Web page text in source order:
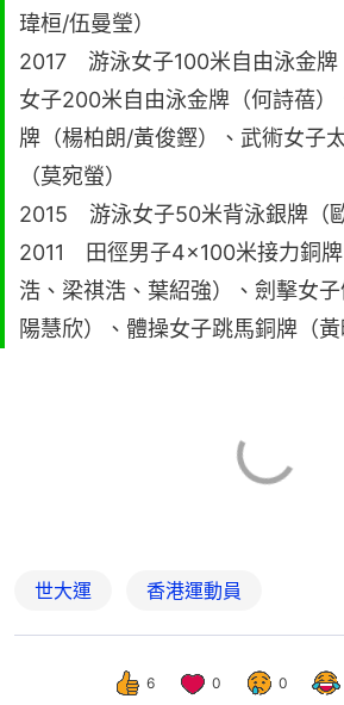
瑋桓/伍曼瑩）
2017 游泳女子100米自由泳金牌
女子200米自由泳金牌（何詩蓓）
牌（楊柏朗/黃俊鏗）、武術女子
（莫宛螢）
2015 游泳女子50米背泳銀牌（歐
2011 田徑男子4×100米接力銅
浩、梁祺浩、葉紹強）、劍擊女
陽慧欣）、體操女子跳馬銅牌（黃
世大運 香港運動員
6 0 0